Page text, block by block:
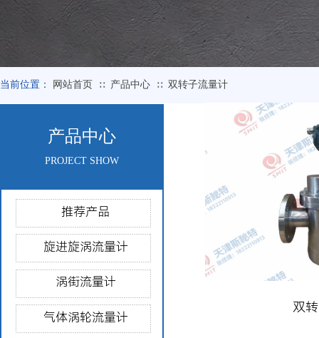
当前位置： 网站首页 ∷ 产品中心 ∷ 双转子流量计
双
推荐产品
旋进旋涡流量计
涡街流量计
气体涡轮流量计
产品中心
PROJECT SHOW